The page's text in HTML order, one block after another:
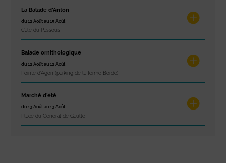
La Balade d’Anton
du 12 Août au 15 Août
Cale du Passous
Balade ornithologique
du 12 Août au 12 Août
Pointe d'Agon (parking de la ferme Borde)
Marché d’été
du 13 Août au 13 Août
Place du Général de Gaulle